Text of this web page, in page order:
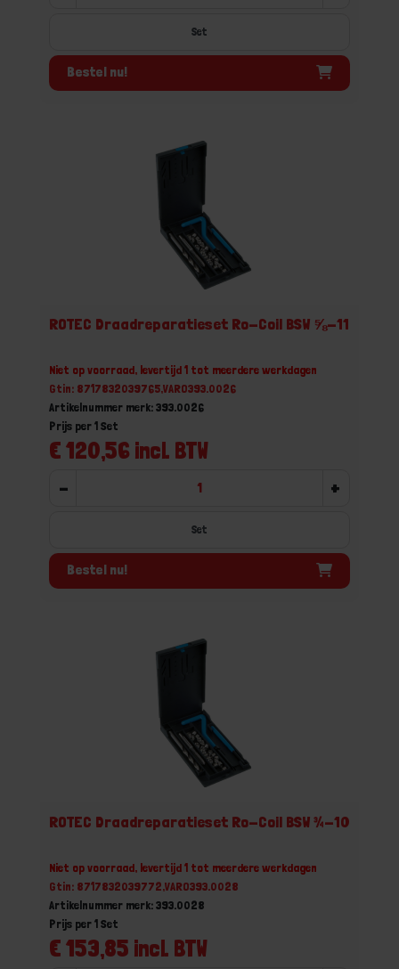
Set
Bestel nu!
ROTEC Draadreparatieset Ro-Coil BSW ⅝-11
Niet op voorraad, levertijd 1 tot meerdere werkdagen
Gtin: 8717832039765,VARO393.0026
Artikelnummer merk: 393.0026
€ 120,56 incl. BTW
Prijs per 1 Set
- +
Set
Bestel nu!
ROTEC Draadreparatieset Ro-Coil BSW ¾-10
Niet op voorraad, levertijd 1 tot meerdere werkdagen
Gtin: 8717832039772,VARO393.0028
Artikelnummer merk: 393.0028
€ 153,85 incl. BTW
Prijs per 1 Set